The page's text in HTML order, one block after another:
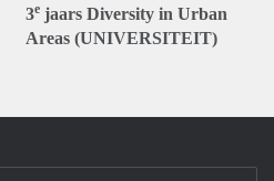
3e jaars Diversity in Urban
Areas (UNIVERSITEIT)